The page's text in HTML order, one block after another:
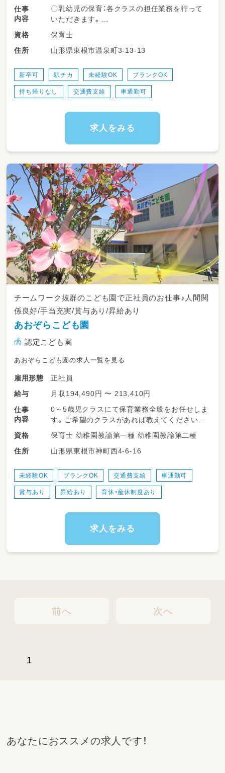
仕事
内容
〇乳幼児の保育：各クラスの担任業務を行って
いただきます。
【職場情報】
・定員：30名
ブランクのある方や経験面に不安がある方も、
先輩スタッフが丁寧に指導いたしますので、ご
一人ひとりと向き合い、家庭的な環境できめ細
やかな保育を実践しています。
るあたたかい保育を行っていきましょう！
ご興味ある方はお気軽にお問い合わせ下さい♪
資格
保育士
住所
山形県東根市温泉町3-13-13
新卒可 駅チカ 未経験OK ブランクOK
持ち帰りなし 交通費支給 車通勤可
求人をみる
チームワーク抜群のこども園で正社員のお仕事♪人間関
係良好/手当充実/賞与あり/昇給あり
あおぞらこども園
認定こども園
あおぞらこども園の求人一覧を見る
雇用形態
正社員
給与
月収194,490円 〜 213,410円
仕事
内容
0～5歳児クラスにて保育業務全般をお任せしま
す。ご希望のクラスがあれば教えてください。
＊～～～～～～～～～～～～～～～～～～＊
※あなたの経験やご希望を考慮して担当クラス
・最初は複数担任制で
他の職員と一緒に勤務なので安心です
・オムツ交換やトイレトレーニングや食事介助
連絡帳等の簡単な書き物もお願いします。
・当園では「おぼこ先生」を通して食の関心を広
（園児自身がおぼこ（子ども）先生となって
資格
保育士 幼稚園教諭第一種 幼稚園教諭第二種
住所
山形県東根市神町西4-6-16
未経験OK ブランクOK 交通費支給 車通勤可
賞与あり 昇給あり 育休・産休制度あり
求人をみる
前へ
1
次へ
あなたにおススメの求人です！